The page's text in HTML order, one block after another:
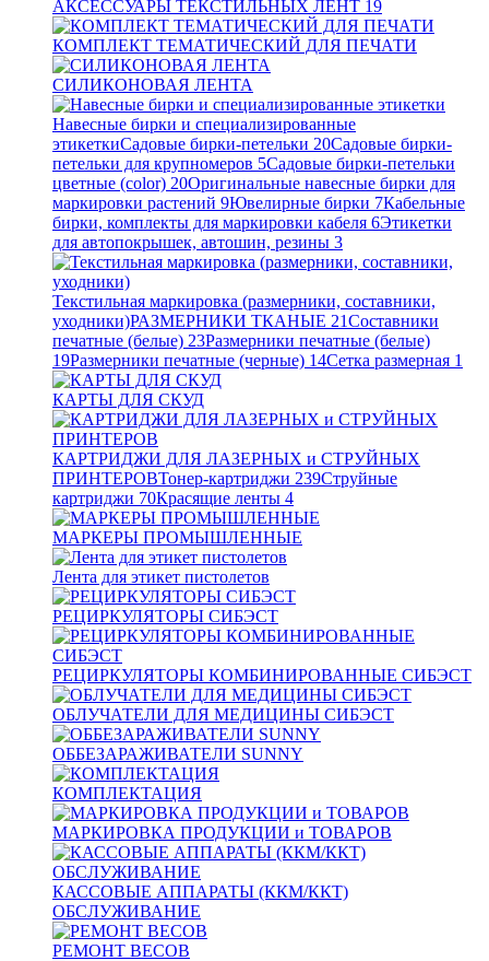
АКСЕССУАРЫ ТЕКСТИЛЬНЫХ ЛЕНТ 19
КОМПЛЕКТ ТЕМАТИЧЕСКИЙ ДЛЯ ПЕЧАТИ
СИЛИКОНОВАЯ ЛЕНТА
Навесные бирки и специализированные
этикеткиСадовые бирки-петельки 20Садовые бирки-
петельки для крупномеров 5Садовые бирки-петельки
цветные (color) 20Оригинальные навесные бирки для
маркировки растений 9Ювелирные бирки 7Кабельные
бирки, комплекты для маркировки кабеля 6Этикетки
для автопокрышек, автошин, резины 3
Текстильная маркировка (размерники, составники,
уходники)РАЗМЕРНИКИ ТКАНЫЕ 21Составники
печатные (белые) 23Размерники печатные (белые)
19Размерники печатные (черные) 14Сетка размерная 1
КАРТЫ ДЛЯ СКУД
КАРТРИДЖИ ДЛЯ ЛАЗЕРНЫХ и СТРУЙНЫХ
ПРИНТЕРОВТонер-картриджи 239Струйные
картриджи 70Красящие ленты 4
МАРКЕРЫ ПРОМЫШЛЕННЫЕ
Лента для этикет пистолетов
РЕЦИРКУЛЯТОРЫ СИБЭСТ
РЕЦИРКУЛЯТОРЫ КОМБИНИРОВАННЫЕ СИБЭСТ
ОБЛУЧАТЕЛИ ДЛЯ МЕДИЦИНЫ СИБЭСТ
ОББЕЗАРАЖИВАТЕЛИ SUNNY
КОМПЛЕКТАЦИЯ
МАРКИРОВКА ПРОДУКЦИИ и ТОВАРОВ
КАССОВЫЕ АППАРАТЫ (ККМ/ККТ)
ОБСЛУЖИВАНИЕ
РЕМОНТ ВЕСОВ